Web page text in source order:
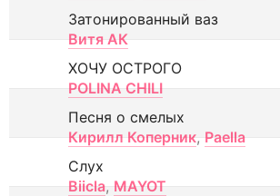
Затонированный ваз
Витя АК
ХОЧУ ОСТРОГО
POLINA CHILI
Песня о смелых
Кирилл Коперник, Paella
Слух
Biicla, MAYOT